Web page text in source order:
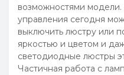
возможностями
управления сегодня
выключить люстру или
яркостью и цветом и
светодиодные люстры
Частичная работа с